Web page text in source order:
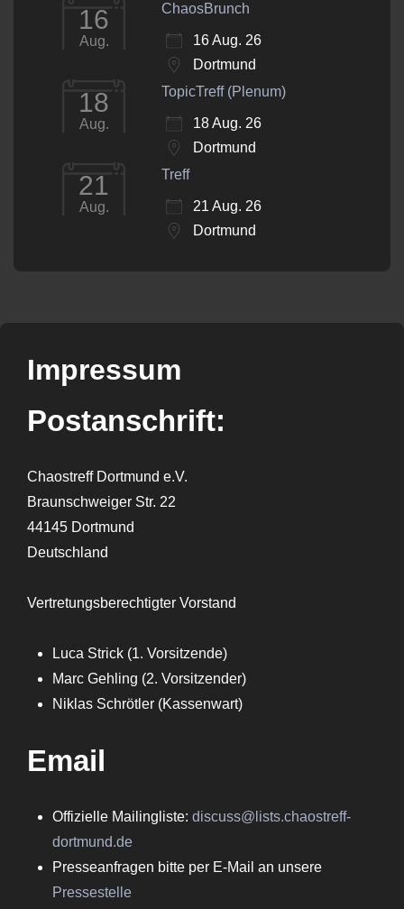
Impressum
Postanschrift:
Chaostreff Dortmund e.V.
Braunschweiger Str. 22
44145 Dortmund
Deutschland
Vertretungsberechtigter Vorstand
Luca Strick (1. Vorsitzende)
Marc Gehling (2. Vorsitzender)
Niklas Schrötler (Kassenwart)
Email
Offizielle Mailingliste: discuss@lists.chaostreff-
dortmund.de
Presseanfragen bitte per E-Mail an unsere
Pressestelle
16
Aug.
ChaosBrunch
16 Aug. 26
Dortmund
18
Aug.
TopicTreff (Plenum)
18 Aug. 26
Dortmund
21
Aug.
Treff
21 Aug. 26
Dortmund